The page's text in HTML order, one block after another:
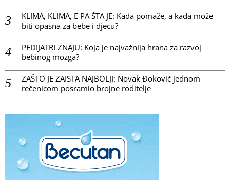
KLIMA, KLIMA, E PA ŠTA JE: Kada pomaže, a kada može
biti opasna za bebe i djecu?
PEDIJATRI ZNAJU: Koja je najvažnija hrana za razvoj
bebinog mozga?
ZAŠTO JE ZAISTA NAJBOLJI: Novak Đoković jednom
rečenicom posramio brojne roditelje